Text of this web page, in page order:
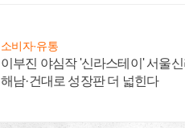
소비자·유통
이부진 야심작 '신라스테이' 서울
해남·건대로 성장판 더 넓힌다